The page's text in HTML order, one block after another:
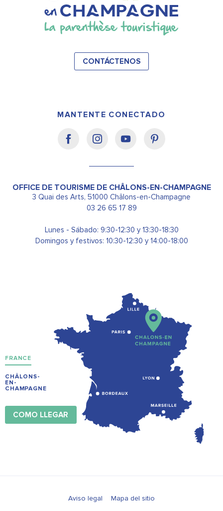
CONTÁCTENOS
MANTENTE CONECTADO
OFFICE DE TOURISME DE CHÂLONS-EN-CHAMPAGNE
3 Quai des Arts, 51000 Châlons-en-Champagne
03 26 65 17 89
Lunes - Sábado: 9:30-12:30 y 13:30-18:30
Domingos y festivos: 10:30-12:30 y 14:00-18:00
FRANCE
CHÂLONS-
EN-
CHAMPAGNE
COMO LLEGAR
Aviso legal Mapa del sitio